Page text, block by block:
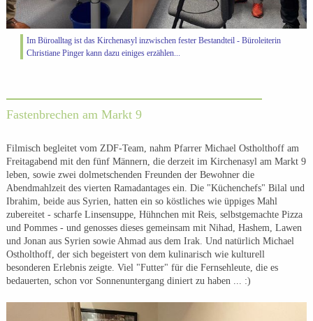
Im Büroalltag ist das Kirchenasyl inzwischen fester Bestandteil - Büroleiterin
Christiane Pinger kann dazu einiges erzählen...
Fastenbrechen am Markt 9
Filmisch begleitet vom ZDF-Team, nahm Pfarrer Michael Ostholthoff am
Freitagabend mit den fünf Männern, die derzeit im Kirchenasyl am Markt 9
leben, sowie zwei dolmetschenden Freunden der Bewohner die
Abendmahlzeit des vierten Ramadantages ein. Die "Küchenchefs" Bilal und
Ibrahim, beide aus Syrien, hatten ein so köstliches wie üppiges Mahl
zubereitet - scharfe Linsensuppe, Hühnchen mit Reis, selbstgemachte Pizza
und Pommes - und genosses dieses gemeinsam mit Nihad, Hashem, Lawen
und Jonan aus Syrien sowie Ahmad aus dem Irak. Und natürlich Michael
Ostholthoff, der sich begeistert von dem kulinarisch wie kulturell
besonderen Erlebnis zeigte. Viel "Futter" für die Fernsehleute, die es
bedauerten, schon vor Sonnenuntergang diniert zu haben ... :)